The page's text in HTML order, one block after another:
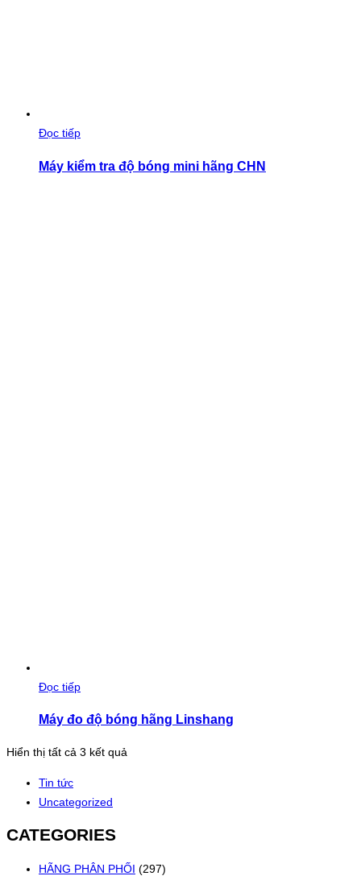
Đọc tiếp
Máy kiểm tra độ bóng mini hãng CHN
Đọc tiếp
Máy đo độ bóng hãng Linshang
Hiển thị tất cả 3 kết quả
Tin tức
Uncategorized
CATEGORIES
HÃNG PHÂN PHỐI (297)